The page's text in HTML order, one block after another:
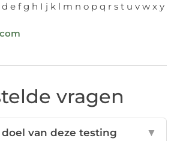
e f g h I j k l m n o p q r s t u v w x y
vragen
van deze testing
▼